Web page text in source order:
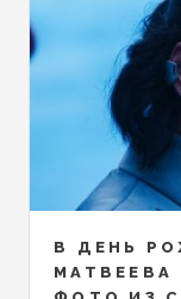
В ДЕНЬ